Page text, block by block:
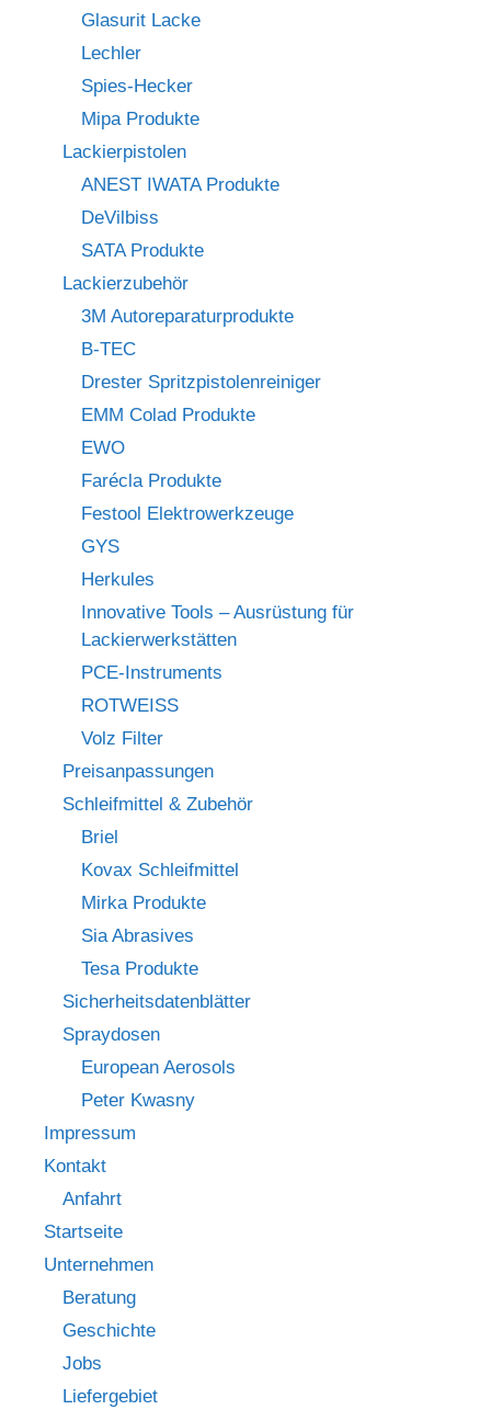
Glasurit Lacke
Lechler
Spies-Hecker
Mipa Produkte
Lackierpistolen
ANEST IWATA Produkte
DeVilbiss
SATA Produkte
Lackierzubehör
3M Autoreparaturprodukte
B-TEC
Drester Spritzpistolenreiniger
EMM Colad Produkte
EWO
Farécla Produkte
Festool Elektrowerkzeuge
GYS
Herkules
Innovative Tools – Ausrüstung für
Lackierwerkstätten
PCE-Instruments
ROTWEISS
Volz Filter
Preisanpassungen
Schleifmittel & Zubehör
Briel
Kovax Schleifmittel
Mirka Produkte
Sia Abrasives
Tesa Produkte
Sicherheitsdatenblätter
Spraydosen
European Aerosols
Peter Kwasny
Impressum
Kontakt
Anfahrt
Startseite
Unternehmen
Beratung
Geschichte
Jobs
Liefergebiet